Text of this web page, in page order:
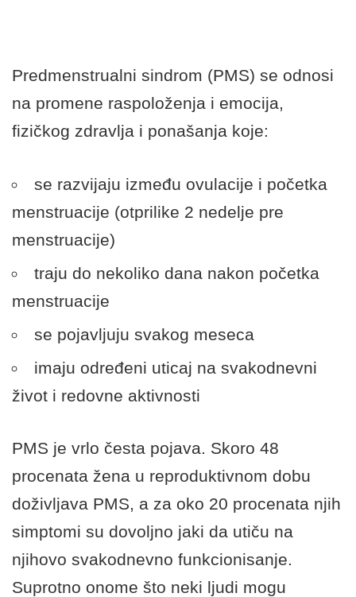
Predmenstrualni sindrom (PMS) se odnosi
na promene raspoloženja i emocija,
fizičkog zdravlja i ponašanja koje:
se razvijaju između ovulacije i početka
menstruacije (otprilike 2 nedelje pre
menstruacije)
traju do nekoliko dana nakon početka
menstruacije
se pojavljuju svakog meseca
imaju određeni uticaj na svakodnevni
život i redovne aktivnosti
PMS je vrlo česta pojava. Skoro 48
procenata žena u reproduktivnom dobu
doživljava PMS, a za oko 20 procenata njih
simptomi su dovoljno jaki da utiču na
njihovo svakodnevno funkcionisanje.
Suprotno onome što neki ljudi mogu